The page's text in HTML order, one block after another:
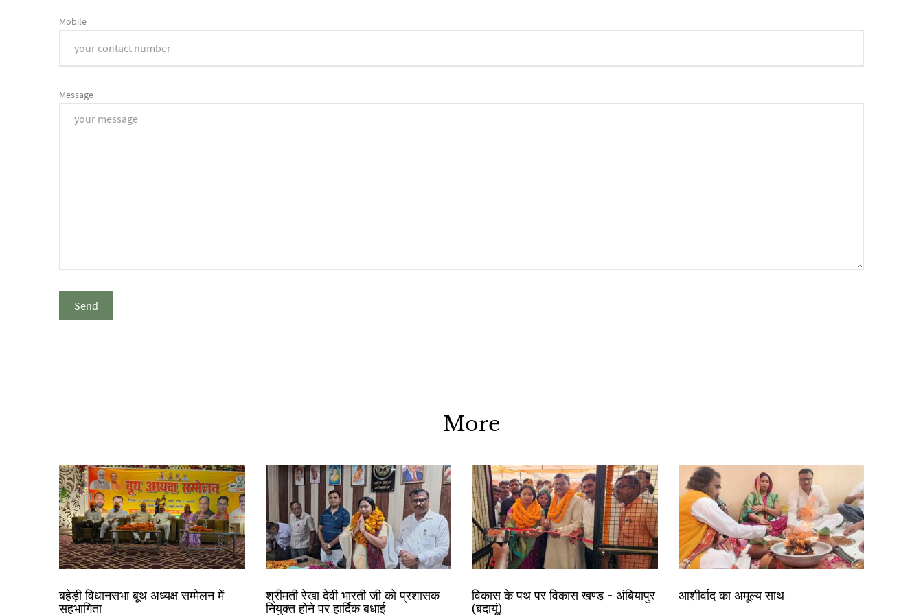
Mobile
Message
More
बहेड़ी विधानसभा बूथ अध्यक्ष सम्मेलन में
सहभागिता
श्रीमती रेखा देवी भारती जी को प्रशासक
नियुक्त होने पर हार्दिक बधाई
विकास के पथ पर विकास खण्ड - अंबियापुर
(बदायूं)
आशीर्वाद का अमूल्य साथ